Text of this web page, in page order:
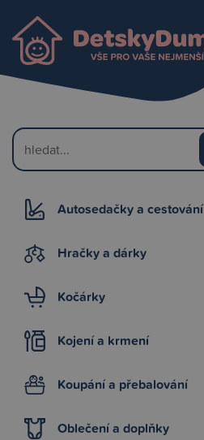
Autosedačky a cestování
Hračky a dárky
Kočárky
Kojení a krmení
Koupání a přebalování
Oblečení a doplňky